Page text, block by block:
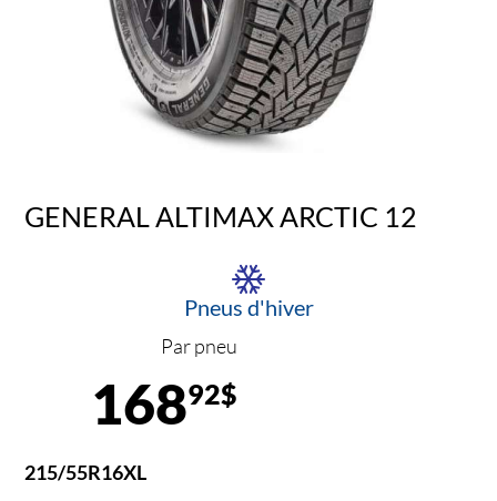
GENERAL ALTIMAX ARCTIC 12
Pneus d'hiver
Par pneu
16892$
215/55R16XL